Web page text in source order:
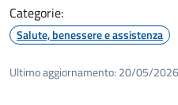
Categorie:
Salute, benessere e assistenza
Ultimo aggiornamento: 20/05/